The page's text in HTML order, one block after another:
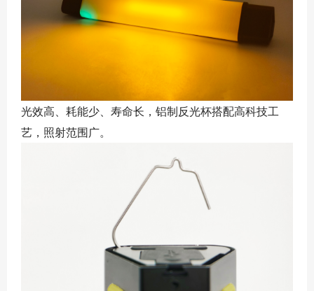
光效高、耗能少、寿命长，铝制反光杯搭配高科技工
艺，照射范围广。